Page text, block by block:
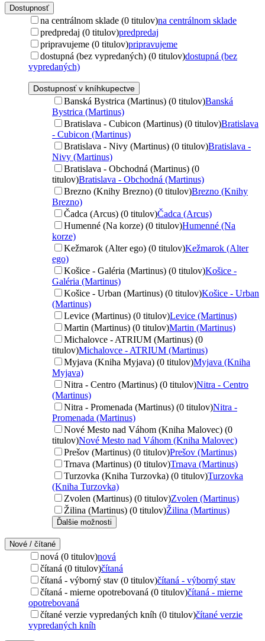
Dostupnosť
na centrálnom sklade (0 titulov)na centrálnom sklade
predpredaj (0 titulov)predpredaj
pripravujeme (0 titulov)pripravujeme
dostupná (bez vypredaných) (0 titulov)dostupná (bez
vypredaných)
Dostupnosť v kníhkupectve
Banská Bystrica (Martinus) (0 titulov)Banská
Bystrica (Martinus)
Bratislava - Cubicon (Martinus) (0 titulov)Bratislava
- Cubicon (Martinus)
Bratislava - Nivy (Martinus) (0 titulov)Bratislava -
Nivy (Martinus)
Bratislava - Obchodná (Martinus) (0
titulov)Bratislava - Obchodná (Martinus)
Brezno (Knihy Brezno) (0 titulov)Brezno (Knihy
Brezno)
Čadca (Arcus) (0 titulov)Čadca (Arcus)
Humenné (Na korze) (0 titulov)Humenné (Na
korze)
Kežmarok (Alter ego) (0 titulov)Kežmarok (Alter
ego)
Košice - Galéria (Martinus) (0 titulov)Košice -
Galéria (Martinus)
Košice - Urban (Martinus) (0 titulov)Košice - Urban
(Martinus)
Levice (Martinus) (0 titulov)Levice (Martinus)
Martin (Martinus) (0 titulov)Martin (Martinus)
Michalovce - ATRIUM (Martinus) (0
titulov)Michalovce - ATRIUM (Martinus)
Myjava (Kniha Myjava) (0 titulov)Myjava (Kniha
Myjava)
Nitra - Centro (Martinus) (0 titulov)Nitra - Centro
(Martinus)
Nitra - Promenada (Martinus) (0 titulov)Nitra -
Promenada (Martinus)
Nové Mesto nad Váhom (Kniha Malovec) (0
titulov)Nové Mesto nad Váhom (Kniha Malovec)
Prešov (Martinus) (0 titulov)Prešov (Martinus)
Trnava (Martinus) (0 titulov)Trnava (Martinus)
Turzovka (Kniha Turzovka) (0 titulov)Turzovka
(Kniha Turzovka)
Zvolen (Martinus) (0 titulov)Zvolen (Martinus)
Žilina (Martinus) (0 titulov)Žilina (Martinus)
Ďalšie možnosti
Nové / čítané
nová (0 titulov)nová
čítaná (0 titulov)čítaná
čítaná - výborný stav (0 titulov)čítaná - výborný stav
čítaná - mierne opotrebovaná (0 titulov)čítaná - mierne
opotrebovaná
čítané verzie vypredaných kníh (0 titulov)čítané verzie
vypredaných kníh